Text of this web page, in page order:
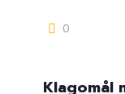
0
Klagomål